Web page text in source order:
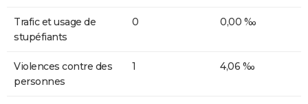
Trafic et usage de
stupéfiants
0 0,00 ‰
Violences contre des
personnes
1 4,06 ‰